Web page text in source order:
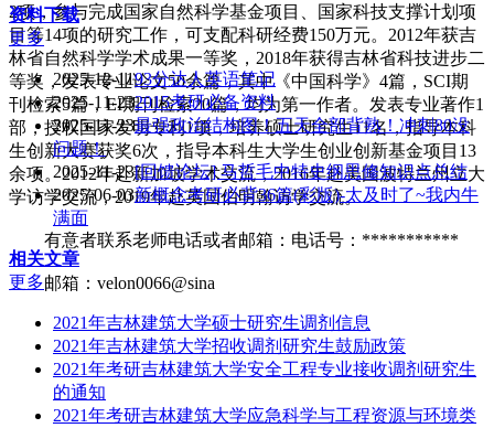
2项，参与完成国家自然科学基金项目、国家科技支撑计划项
目等14项的研究工作，可支配科研经费150万元。2012年获吉
林省自然科学学术成果一等奖，2018年获得吉林省科技进步二
等奖，发表专业论文50余篇，其中《中国科学》4篇，SCI期
刊检索5篇，EI期刊检索20篇，均为第一作者。发表专业著作1
部，授权国家发明专利1项，培养硕士研究生11名，指导本科
生创新大赛获奖6次，指导本科生大学生创业创新基金项目13
余项。2012年赴新加坡学术交流，2016年赴美国波特兰州立大
学访学交流，2019年赴英国伯明翰访学交流。
有意者联系老师电话或者邮箱：电话号：***********
邮箱：velon0066@sina
资料下载
更多
2025-12-1193分达人英语笔记
2025-11-232015考研必备资料
2025-11-23最强政治结构图！五天全部背熟！冲刺80没
问题！
2025-11-23[回馈论坛] 马哲毛中特史纲思修知识点总结
2025-06-03新概念考研必背36篇(彩版)-太及时了~我内牛
满面
相关文章
更多
2021年吉林建筑大学硕士研究生调剂信息
2021年吉林建筑大学招收调剂研究生鼓励政策
2021年考研吉林建筑大学安全工程专业接收调剂研究生
的通知
2021年考研吉林建筑大学应急科学与工程资源与环境类